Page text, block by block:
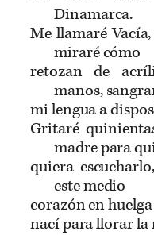
Dinamarca.
Me llamaré
miraré cómo
retozan de
manos,
mi lengua a
Gritaré
madre para
quiera
este medio
corazón en
nací para llorar la